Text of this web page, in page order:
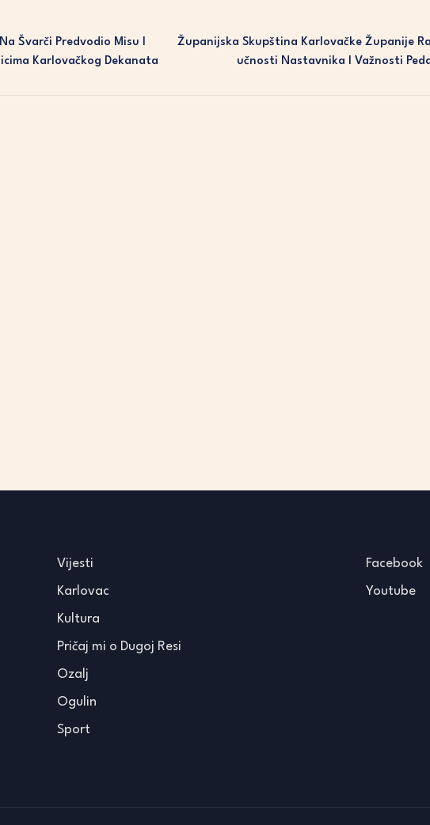
Švarči Predvodio Misu I
Karlovačkog Dekanata
Županijska Skupština Karlovačke Županije
Učnosti Nastavnika I Važnosti
Vijesti
Karlovac
Kultura
Pričaj mi o Dugoj Resi
Ozalj
Ogulin
Sport
Facebook
Youtube